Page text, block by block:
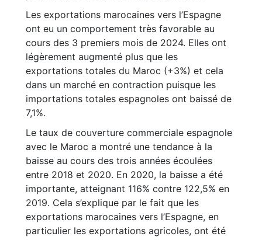
Les exportations marocaines vers l’Espagne
ont eu un comportement très favorable au
cours des 3 premiers mois de 2024. Elles ont
légèrement augmenté plus que les
exportations totales du Maroc (+3%) et cela
dans un marché en contraction puisque les
importations totales espagnoles ont baissé de
7,1%.
Le taux de couverture commerciale espagnole
avec le Maroc a montré une tendance à la
baisse au cours des trois années écoulées
entre 2018 et 2020. En 2020, la baisse a été
importante, atteignant 116% contre 122,5% en
2019. Cela s’explique par le fait que les
exportations marocaines vers l’Espagne, en
particulier les exportations agricoles, ont été